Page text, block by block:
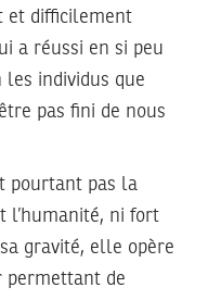
et difficilement
a réussi en si peu
les individus que
pas fini de nous
pourtant pas la
l’humanité, ni fort
gravité, elle opère
permettant de